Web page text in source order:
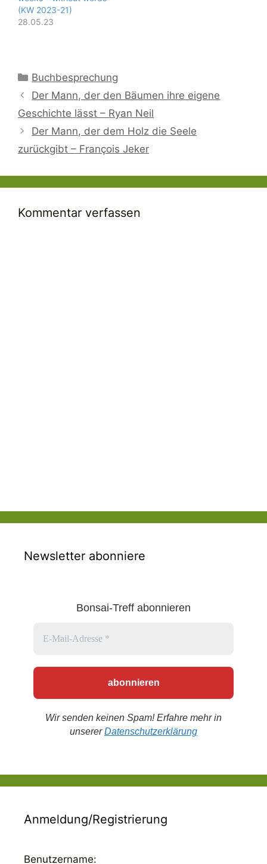
(KW 2023-21)
28.05.23
Kategorien
Buchbesprechung
Der Mann, der den Bäumen ihre eigene
Geschichte lässt – Ryan Neil
Der Mann, der dem Holz die Seele
zurückgibt – François Jeker
Kommentar verfassen
Newsletter abonniere
Bonsai-Treff abonnieren
Wir senden keinen Spam! Erfahre mehr in
unsererDatenschutzerklärung
Anmeldung/Registrierung
Benutzername: